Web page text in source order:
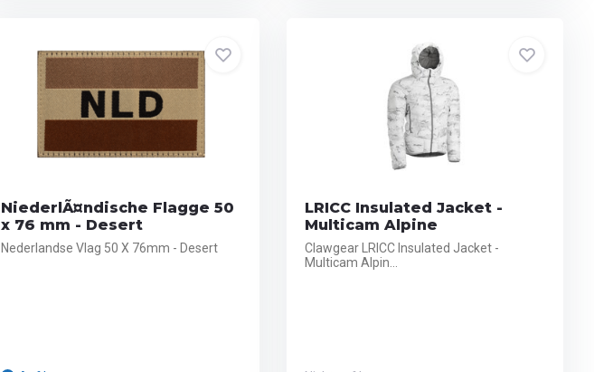
NiederlÃ¤ndische Flagge 50
x 76 mm - Desert
Nederlandse Vlag 50 X 76mm - Desert
LRICC Insulated Jacket -
Multicam Alpine
Clawgear LRICC Insulated Jacket -
Multicam Alpin...